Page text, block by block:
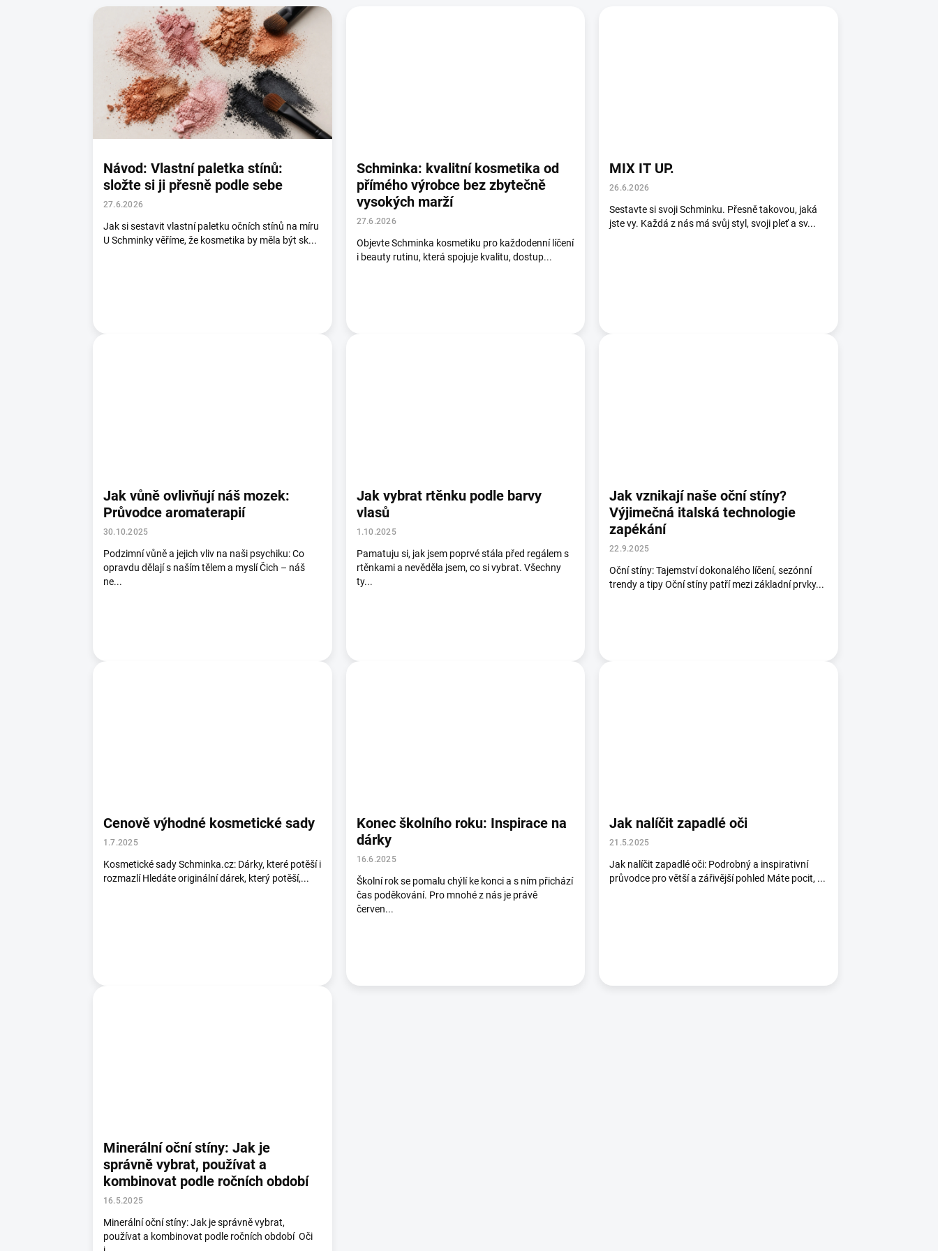
ý
n
k
Návod: Vlastní paletka stínů:
složte si ji přesně podle sebe
27.6.2026
Jak si sestavit vlastní paletku očních stínů na míru
U Schminky věříme, že kosmetika by měla být sk...
Schminka: kvalitní kosmetika od
přímého výrobce bez zbytečně
vysokých marží
27.6.2026
Objevte Schminka kosmetiku pro každodenní líčení
i beauty rutinu, která spojuje kvalitu, dostup...
MIX IT UP.
26.6.2026
Sestavte si svoji Schminku. Přesně takovou, jaká
jste vy. Každá z nás má svůj styl, svoji pleť a sv...
Jak vůně ovlivňují náš mozek:
Průvodce aromaterapií
30.10.2025
Podzimní vůně a jejich vliv na naši psychiku: Co
opravdu dělají s naším tělem a myslí Čich – náš
ne...
Jak vybrat rtěnku podle barvy
vlasů
1.10.2025
Pamatuju si, jak jsem poprvé stála před regálem s
rtěnkami a nevěděla jsem, co si vybrat. Všechny
ty...
Jak vznikají naše oční stíny?
Výjimečná italská technologie
zapékání
22.9.2025
Oční stíny: Tajemství dokonalého líčení, sezónní
trendy a tipy Oční stíny patří mezi základní prvky...
Cenově výhodné kosmetické sady
1.7.2025
Kosmetické sady Schminka.cz: Dárky, které potěší i
rozmazlí Hledáte originální dárek, který potěší,...
Konec školního roku: Inspirace na
dárky
16.6.2025
Školní rok se pomalu chýlí ke konci a s ním přichází
čas poděkování. Pro mnohé z nás je právě
červen...
Jak nalíčit zapadlé oči
21.5.2025
Jak nalíčit zapadlé oči: Podrobný a inspirativní
průvodce pro větší a zářivější pohled Máte pocit, ...
Minerální oční stíny: Jak je
správně vybrat, používat a
kombinovat podle ročních období
16.5.2025
Minerální oční stíny: Jak je správně vybrat,
používat a kombinovat podle ročních období Oči